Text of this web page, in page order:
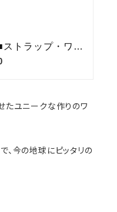
たユニークな作りのワ
、今の地球にピッタリの